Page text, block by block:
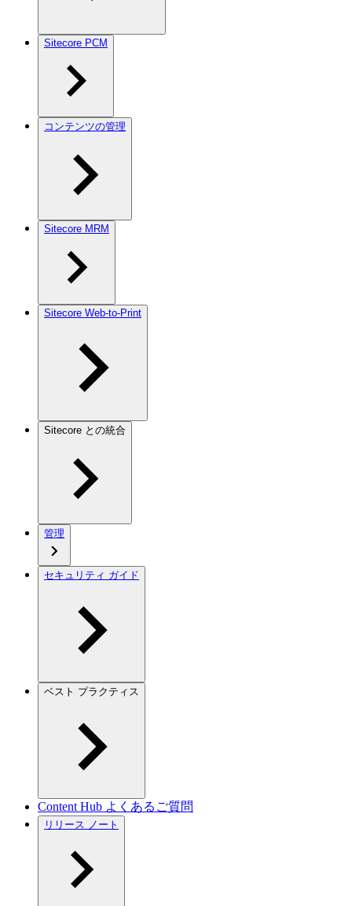
Sitecore PCM
コンテンツの管理
Sitecore MRM
Sitecore Web-to-Print
Sitecore との統合
管理
セキュリティ ガイド
ベスト プラクティス
Content Hub よくあるご質問
リリース ノート